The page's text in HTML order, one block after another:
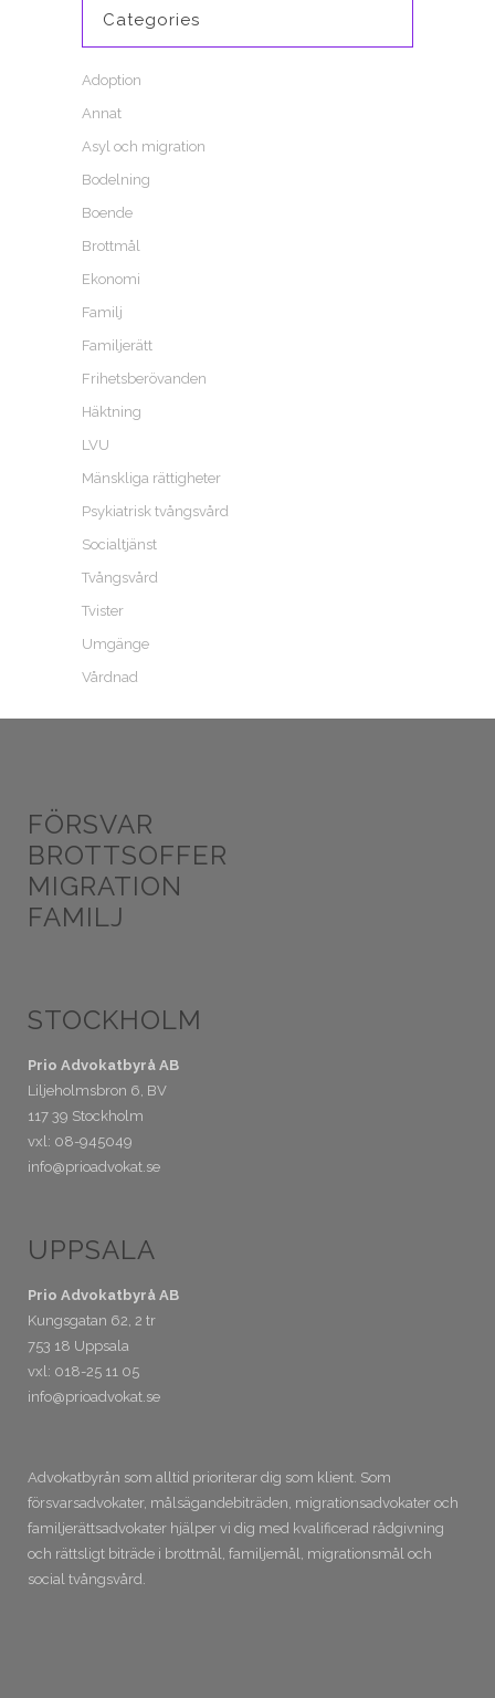
Categories
Adoption
Annat
Asyl och migration
Bodelning
Boende
Brottmål
Ekonomi
Familj
Familjerätt
Frihetsberövanden
Häktning
LVU
Mänskliga rättigheter
Psykiatrisk tvångsvård
Socialtjänst
Tvångsvård
Tvister
Umgänge
Vårdnad
FÖRSVAR
BROTTSOFFER
MIGRATION
FAMILJ
STOCKHOLM
Prio Advokatbyrå AB
Liljeholmsbron 6, BV
117 39 Stockholm
vxl: 08-945049
info@prioadvokat.se
UPPSALA
Prio Advokatbyrå AB
Kungsgatan 62, 2 tr
753 18 Uppsala
vxl: 018-25 11 05
info@prioadvokat.se
Advokatbyrån som alltid prioriterar dig som klient. Som
försvarsadvokater, målsägandebiträden, migrationsadvokater och
familjerättsadvokater hjälper vi dig med kvalificerad rådgivning
och rättsligt biträde i brottmål, familjemål, migrationsmål och
social tvångsvård.